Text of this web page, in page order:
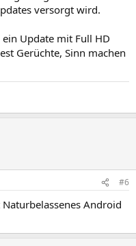
versorgt wird.
Update mit Full HD
Gerüchte, Sinn machen
#6
Android